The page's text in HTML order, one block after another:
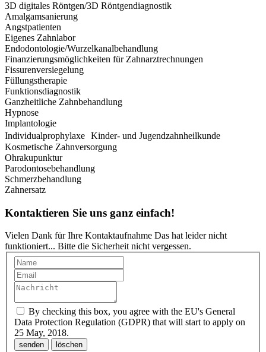
3D digitales Röntgen/3D Röntgendiagnostik
Amalgamsanierung
Angstpatienten
Eigenes Zahnlabor
Endodontologie/Wurzelkanalbehandlung
Finanzierungsmöglichkeiten für Zahnarztrechnungen
Fissurenversiegelung
Füllungstherapie
Funktionsdiagnostik
Ganzheitliche Zahnbehandlung
Hypnose
Implantologie
Individualprophylaxe Kinder- und Jugendzahnheilkunde
Kosmetische Zahnversorgung
Ohrakupunktur
Parodontosebehandlung
Schmerzbehandlung
Zahnersatz
Kontaktieren Sie uns ganz einfach!
Vielen Dank für Ihre Kontaktaufnahme Das hat leider nicht
funktioniert... Bitte die Sicherheit nicht vergessen.
By checking this box, you agree with the EU's General
Data Protection Regulation (GDPR) that will start to apply on
25 May, 2018.
senden löschen